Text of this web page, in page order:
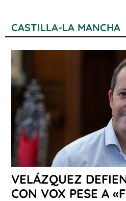
CASTILLA-LA MANCHA
VELÁZQUEZ
CON VOX PESE A